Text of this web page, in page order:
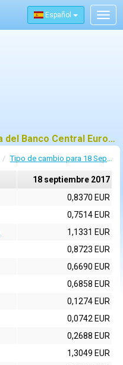
Español
Tipos de cambio de referencia del Banco Central Europeo (BCE) para 18 septiembre 2017
Tipo de cambio para 18 Septiembre 2017
18 septiembre 2017
0,8370 EUR
0,7514 EUR
1,1331 EUR
0,8723 EUR
0,6690 EUR
0,6858 EUR
0,1274 EUR
0,0742 EUR
0,2688 EUR
1,3049 EUR